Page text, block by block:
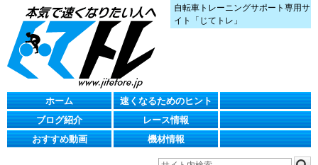
自転車トレーニングサポート専用サ
イト「じてトレ」
ホーム
速くなるためのヒント
ブログ紹介
レース情報
おすすめ動画
機材情報